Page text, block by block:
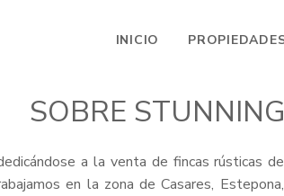
INICIO
SOBRE
a la venta de fincas rústicas
en la zona de Casares,